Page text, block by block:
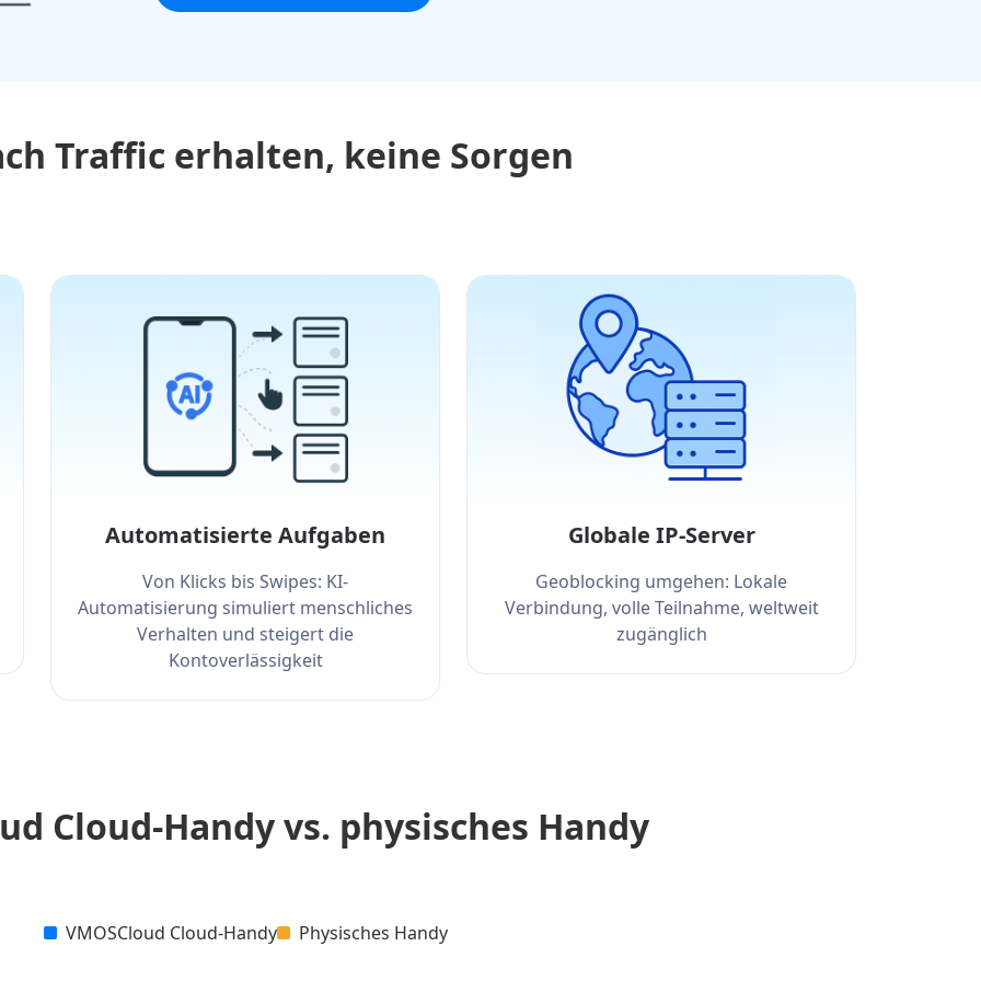
Traffic erhalten, keine Sorgen
Automatisierte Aufgaben
Von Klicks bis Swipes: KI-
Automatisierung simuliert menschliches
Verhalten und steigert die
Kontoverlässigkeit
Globale IP-Server
Geoblocking umgehen: Lokale
Verbindung, volle Teilnahme, weltweit
zugänglich
Cloud-Handy vs. physisches Handy
VMOSCloud Cloud-Handy Physisches Handy